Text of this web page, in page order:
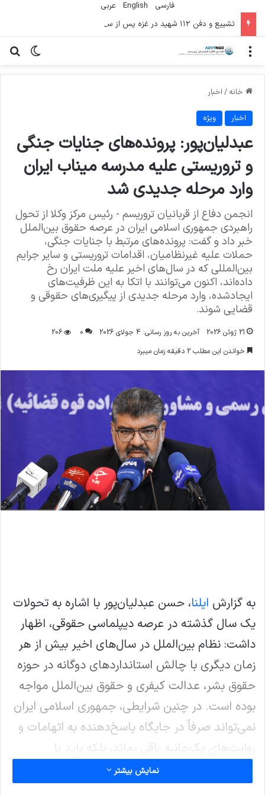
فارسی English
عربي
تشییع و دفن ۱۱۲ شهید در غزه پس از سه سال
تغییر منو
خانه / اخبار
اخبار ویژه
عبدلیان‌پور: پرونده‌های جنایات جنگی
و تروریستی علیه مدرسه میناب ایران
وارد مرحله جدیدی شد
انجمن دفاع از قربانیان تروریسم - رئیس مرکز وکلا از تحول
راهبردی جمهوری اسلامی ایران در عرصه حقوق بین‌الملل
خبر داد و گفت: پرونده‌های مرتبط با جنایات جنگی،
حملات علیه غیرنظامیان، اقدامات تروریستی و سایر جرایم
بین‌المللی که در سال‌های اخیر علیه ملت ایران رخ
داده‌اند، اکنون می‌توانند با اتکا به این ظرفیت‌های
ایجادشده، وارد مرحله جدیدی از پیگیری‌های حقوقی و
قضایی شوند.
21 ژوئن 2026 آخرین به روز رسانی: 4 جولای 2026 0
206
خواندن این مطلب 2 دقیقه زمان میبرد
به گزارش ایلنا، حسن عبدلیان‌پور با اشاره به تحولات
یک سال گذشته در عرصه دیپلماسی حقوقی، اظهار
داشت: نظام بین‌الملل در سال‌های اخیر بیش از هر
زمان دیگری با چالش استانداردهای دوگانه در حوزه
حقوق بشر، عدالت کیفری و حقوق بین‌الملل مواجه
بوده است. در چنین شرایطی، جمهوری اسلامی ایران
نمی‌تواند صرفاً در جایگاه پاسخ‌دهنده به اتهامات و
روایت‌های یک‌جانبه باقی بماند، بلکه باید با
بهره‌گیری از ظرفیت‌های حقوقی، علمی و نخبگانی، به
نمایش بیشتر